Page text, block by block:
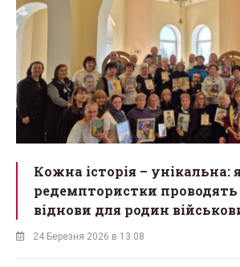
Кожна історія – унікальна:
редемптористки проводять
віднови для родин
24 Березня 2026 в 13:08